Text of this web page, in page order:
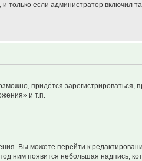
только если администратор включил
придётся зарегистрироваться,
и т.п.
Вы можете перейти к
ним появится небольшая надпись,